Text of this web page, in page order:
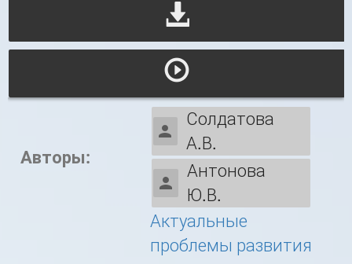
Авторы:
Солдатова
А.В.
Антонова
Ю.В.
Актуальные
проблемы развития